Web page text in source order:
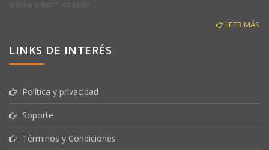
brindar a todos los profe...
LEER MÁS
LINKS DE INTERÉS
Política y privacidad
Soporte
Términos y Condiciones